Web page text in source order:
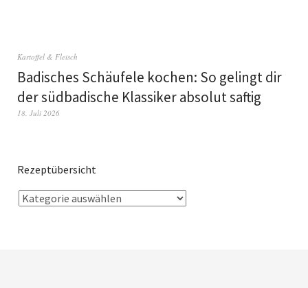
Kartoffel & Fleisch
Badisches Schäufele kochen: So gelingt dir
der südbadische Klassiker absolut saftig
18. Juli 2026
Rezeptübersicht